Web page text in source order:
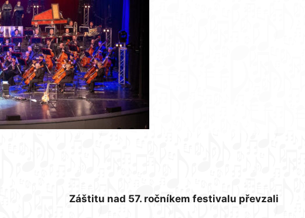
Záštitu nad 57. ročníkem festivalu převzali